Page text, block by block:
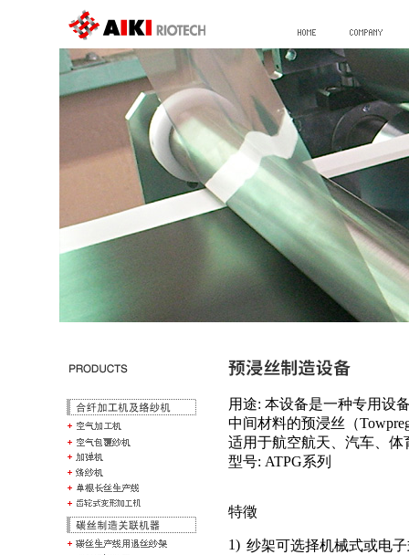
用途: 本设备是一种专用设
中间材料的预浸丝（
适用于航空航天、汽车、
型号: ATPG系列
特徵
1) 纱架可选择机械式或电